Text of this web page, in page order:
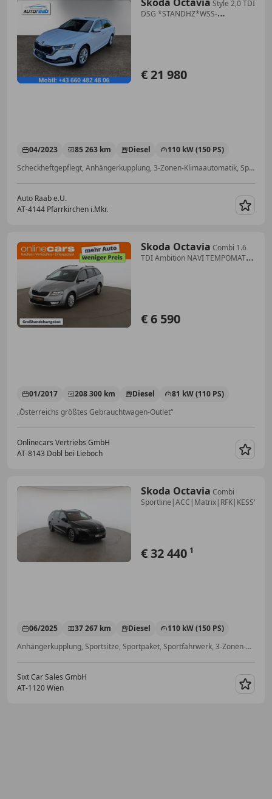
Style 2,0 TDI
DSG *STANDHZ*WSS-
€ 21 980
04/2023 85 263 km Diesel
110 kW (150 PS)
Scheckheftgepflegt, Anhängerkupplung, 3-Zonen-Klimaautomatik, Sportsitze, Head-up display, Ambientebeleuchtung, Standheizung, Sitzheizung
Auto Raab e.U.
AT-4144 Pfarrkirchen i.Mkr.
Skoda Octavia Combi 1.6
TDI Ambition NAVI TEMPOMAT
€ 6 590
01/2017 208 300 km Diesel
81 kW (110 PS)
„Österreichs größtes Gebrauchtwagen-Outlet“
Onlinecars Vertriebs GmbH
AT-8143 Dobl bei Lieboch
Skoda Octavia Combi
Sportline|ACC|Matrix|RFK|KESSY
€ 32 440 1
06/2025 37 267 km Diesel
110 kW (150 PS)
Anhängerkupplung, Sportsitze, Sportpaket, Sportfahrwerk, 3-Zonen-Klimaautomatik, Ambientebeleuchtung, Elektrische Seitenspiegel, Schaltwippen
Sixt Car Sales GmbH
AT-1120 Wien